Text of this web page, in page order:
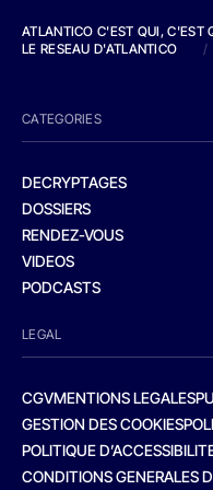
ATLANTICO C'EST QUI, C'EST
LE RESEAU D'ATLANTICO
/
CATEGORIES
DECRYPTAGES
DOSSIERS
RENDEZ-VOUS
VIDEOS
PODCASTS
LEGAL
CGVMENTIONS LEGALES
GESTION DES COOKIES
POLITIQUE
CONDITIONS GENERALES